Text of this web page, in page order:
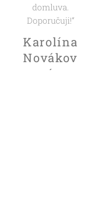
domluva.
Doporučuji!“
Karolína
Novákov
á